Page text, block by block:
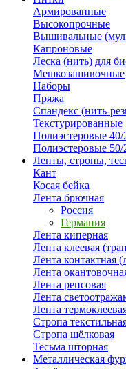
Армированные
Высокопрочные
Вышивальные
Капроновые
Леска (нить) для
Мешкозашивочные
Наборы
Пряжа
Спандекс (нить-
Текстурированные
Полиэстеровые 40/
Полиэстеровые 50/
Ленты, стропы,
Кант
Косая бейка
Лента брючная
Россия
Германия
Лента киперная
Лента клеевая
Лента контактная
Лента
Лента репсовая
Лента
Лента
Стропа
Стропа шёлковая
Тесьма шторная
Металлическая